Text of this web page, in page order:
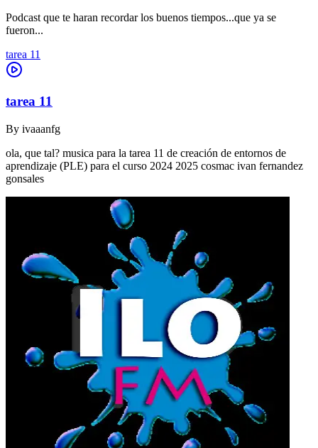
Podcast que te haran recordar los buenos tiempos...que ya se
fueron...
tarea 11
tarea 11
By ivaaanfg
ola, que tal? musica para la tarea 11 de creación de entornos de
aprendizaje (PLE) para el curso 2024 2025 cosmac ivan fernandez
gonsales